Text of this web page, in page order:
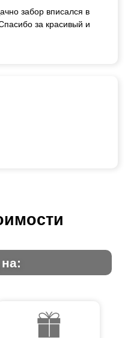
забор вписался в
за красивый и